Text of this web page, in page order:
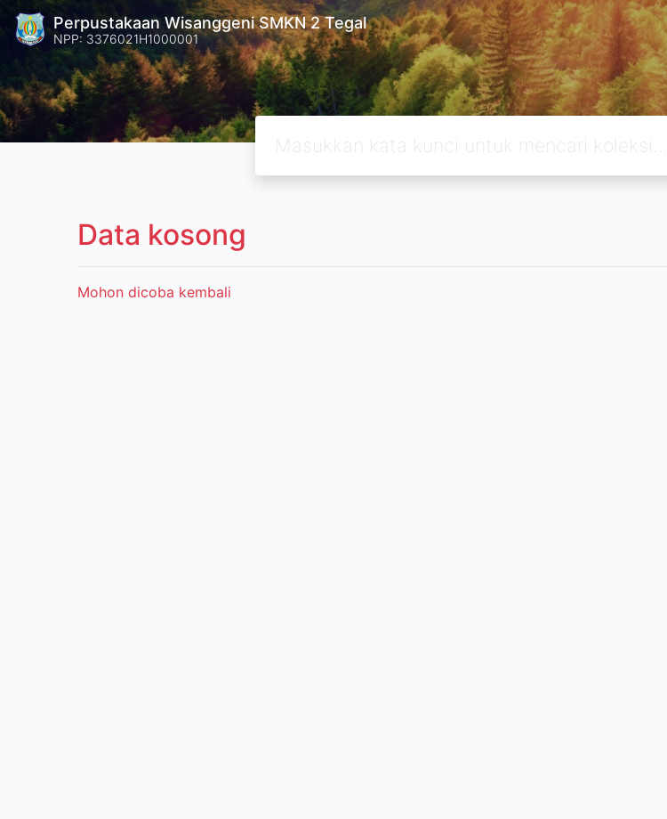
Perpustakaan Wisanggeni SMKN 2 Tegal
NPP: 3376021H1000001
Data kosong
Mohon dicoba kembali